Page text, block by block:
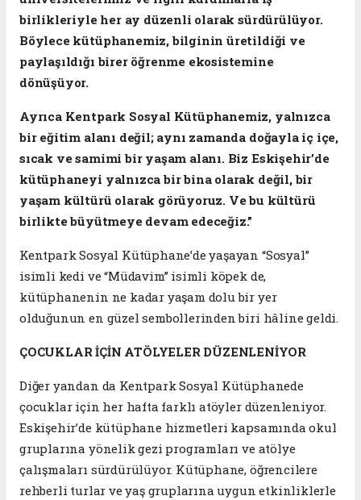
birlikleriyle her ay düzenli olarak sürdürülüyor.
Böylece kütüphanemiz, bilginin üretildiği ve
paylaşıldığı birer öğrenme ekosistemine
dönüşüyor.
Ayrıca Kentpark Sosyal Kütüphanemiz, yalnızca
bir eğitim alanı değil; aynı zamanda doğayla iç içe,
sıcak ve samimi bir yaşam alanı. Biz Eskişehir’de
kütüphaneyi yalnızca bir bina olarak değil, bir
yaşam kültürü olarak görüyoruz. Ve bu kültürü
birlikte büyütmeye devam edeceğiz.”
Kentpark Sosyal Kütüphane’de yaşayan “Sosyal”
isimli kedi ve “Müdavim” isimli köpek de,
kütüphanenin ne kadar yaşam dolu bir yer
olduğunun en güzel sembollerinden biri hâline geldi.
ÇOCUKLAR İÇİN ATÖLYELER DÜZENLENİYOR
Diğer yandan da Kentpark Sosyal Kütüphanede
çocuklar için her hafta farklı atöyler düzenleniyor.
Eskişehir’de kütüphane hizmetleri kapsamında okul
gruplarına yönelik gezi programları ve atölye
çalışmaları sürdürülüyor. Kütüphane, öğrencilere
rehberli turlar ve yaş gruplarına uygun etkinliklerle